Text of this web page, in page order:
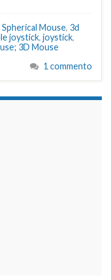
Mouse, 3d
joystick, joystick,
3D Mouse
1 commento